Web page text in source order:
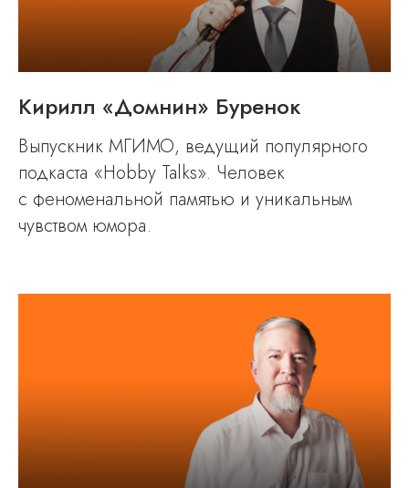
Кирилл «Домнин» Буренок
Выпускник МГИМО, ведущий популярного
подкаста «Hobby Talks». Человек
с феноменальной п амятью и уникальным
чувством юмора.